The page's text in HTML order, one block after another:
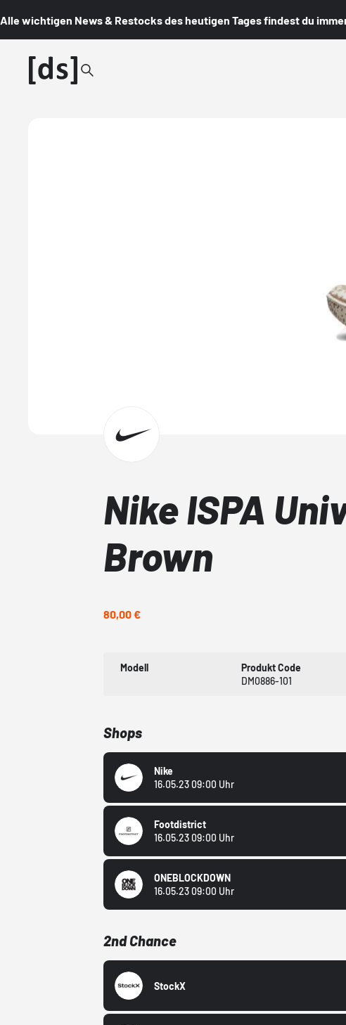
Alle wichtigen News & Restocks des heutigen Tages findest du immer
Nike ISPA
Brown
80,00 €
Modell
Produkt Code
DM0886-101
Shops
Nike
16.05.23 09:00 Uhr
Footdistrict
16.05.23 09:00 Uhr
ONEBLOCKDOWN
16.05.23 09:00 Uhr
2nd Chance
StockX